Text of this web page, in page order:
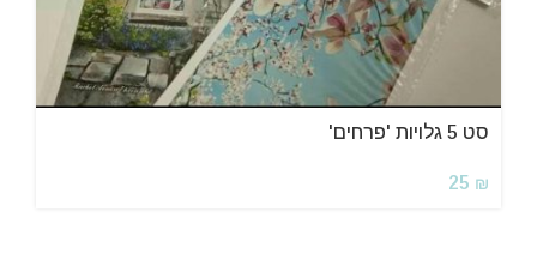
סט 5 גלויות 'פרחים'
25 ₪